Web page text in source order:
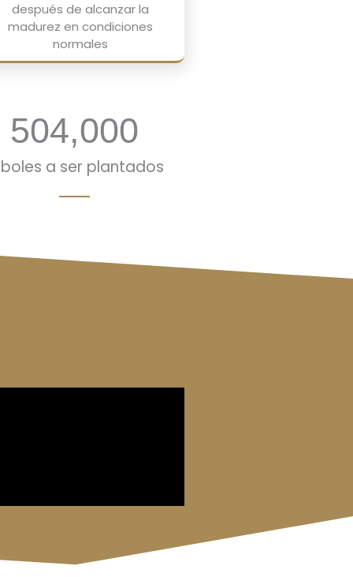
después de alcanzar la
madurez en condiciones
normales
a ser plantados
504,000